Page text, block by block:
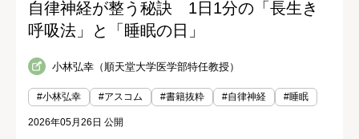
自律神経が整う秘訣 1日1分の「長生き
呼吸法」と「睡眠の日」
小林弘幸（順天堂大学医学部特任教授）
#小林弘幸 #アスコム #書籍抜粋 #自律神経 #睡眠
2026年05月26日 公開